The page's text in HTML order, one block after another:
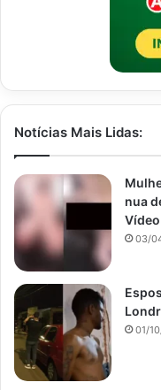
Notícias Mais Lidas:
nua
Vídeo
03/
01/